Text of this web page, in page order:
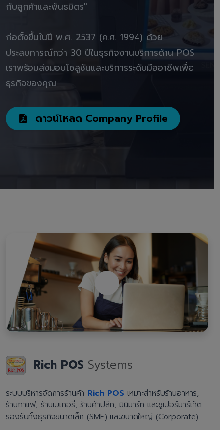
กับลูกค้าและพันธมิตร"
ก่อตั้งขึ้นในปี พ.ศ. 2537 (ค.ศ. 1994) ด้วย
ประสบการณ์กว่า 30 ปีในธุรกิจงานบริการด้าน POS
เราพร้อมส่งมอบโซลูชันและบริการระดับมืออาชีพเพื่อ
ธุรกิจของคุณ
ดาวน์โหลด Company Profile
Rich POS Systems
ระบบบริหารจัดการร้านค้า Rich POS เหมาะสำหรับร้านอาหาร,
ร้านกาแฟ, ร้านเบเกอรี่, ร้านค้าปลีก, มินิมาร์ท และซูเปอร์มาร์เก็ต
รองรับทั้งธุรกิจขนาดเล็ก (SME) และขนาดใหญ่ (Corporate)